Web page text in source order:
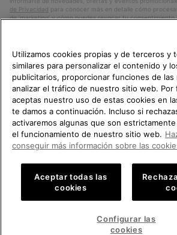
de Privacidad para conocer más en detalle cómo
de ’marketing’ y cómo puedes revocar tu consentimiento.
España
Política de Privacidad Condiciones De Uso
Cookies Impressum Public CBCR
Servicio al cliente: Lu. - Vi. de 9:00 a 13:00 y de 14:00 a
TE DAMOS LA
SOREL.
POR FAVOR,
PAÍS.
Compras en línea
United States
Utilizamos cookies propias y de terceros y
similares para personalizar el contenido y
publicitarios, proporcionar funciones de las
analizar el tráfico de nuestro sitio web. Por
aceptas nuestro uso de estas cookies en
te damos a continuación. Incluso si
activaremos algunas que son
el funcionamiento de nuestro sitio web.
conseguir más información sobre las
Aceptar todas las
cookies
Configurar las
cookies